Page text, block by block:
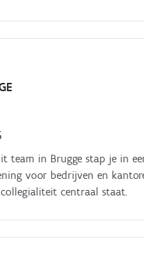
team in Brugge stap je in
voor bedrijven en
centraal staat.